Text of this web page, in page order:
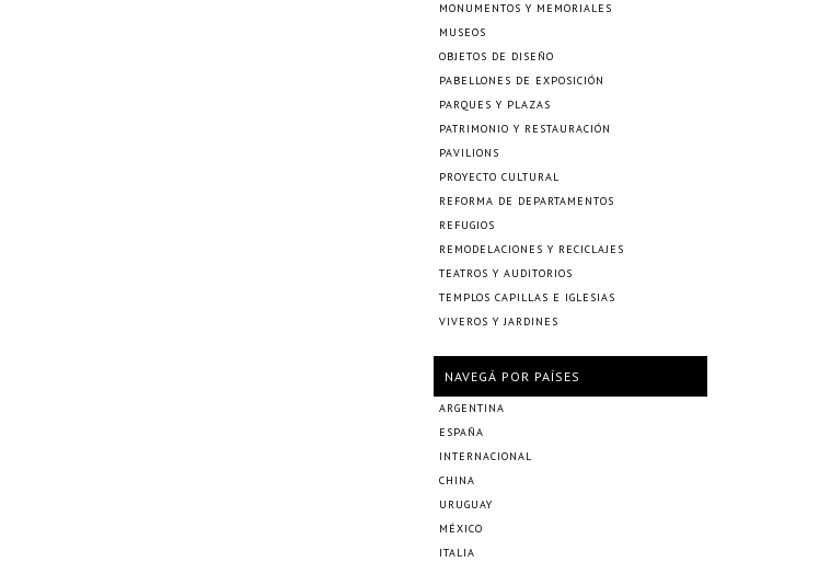
MONUMENTOS Y MEMORIALES
MUSEOS
OBJETOS DE DISEÑO
PABELLONES DE EXPOSICIÓN
PARQUES Y PLAZAS
PATRIMONIO Y RESTAURACIÓN
PAVILIONS
PROYECTO CULTURAL
REFORMA DE DEPARTAMENTOS
REFUGIOS
REMODELACIONES Y RECICLAJES
TEATROS Y AUDITORIOS
TEMPLOS CAPILLAS E IGLESIAS
VIVEROS Y JARDINES
NAVEGÁ POR PAÍSES
ARGENTINA
ESPAÑA
INTERNACIONAL
CHINA
URUGUAY
MÉXICO
ITALIA